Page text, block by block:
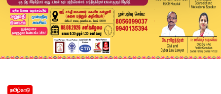
தமிழ்நாடு